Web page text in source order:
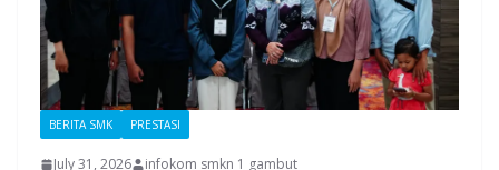
BERITA SMK PRESTASI
July 31, 2026 infokom smkn 1 gambut